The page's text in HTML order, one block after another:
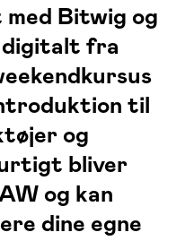
Bitwig og
digitalt fra
til
og
bliver
og kan
dine egne